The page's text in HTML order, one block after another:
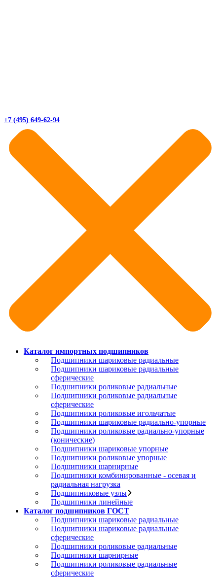
+7 (495) 649-62-94
Каталог импортных подшипников
Подшипники шариковые радиальные
Подшипники шариковые радиальные
сферические
Подшипники роликовые радиальные
Подшипники роликовые радиальные
сферические
Подшипники роликовые игольчатые
Подшипники шариковые радиально-упорные
Подшипники роликовые радиально-упорные
(конические)
Подшипники шариковые упорные
Подшипники роликовые упорные
Подшипники шарнирные
Подшипники комбинированные - осевая и
радиальная нагрузка
Подшипниковые узлы
Подшипники линейные
Каталог подшипников ГОСТ
Подшипники шариковые радиальные
Подшипники шариковые радиальные
сферические
Подшипники роликовые радиальные
Подшипники шарнирные
Подшипники роликовые радиальные
сферические